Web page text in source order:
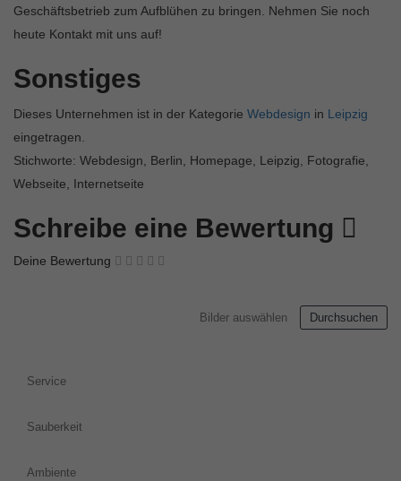
Geschäftsbetrieb zum Aufblühen zu bringen. Nehmen Sie noch
heute Kontakt mit uns auf!
Sonstiges
Dieses Unternehmen ist in der Kategorie Webdesign in Leipzig
eingetragen.
Stichworte: Webdesign, Berlin, Homepage, Leipzig, Fotografie,
Webseite, Internetseite
Schreibe eine Bewertung
Deine Bewertung
Bilder auswählen Durchsuchen
Service
Sauberkeit
Ambiente